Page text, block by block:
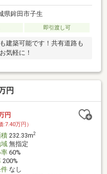
県鉾田市子生
即引渡し可
建築可能です！共有道路も
気軽に！
円
円
:7.40万円）
232.33m2
無指定
60%
200%
なし